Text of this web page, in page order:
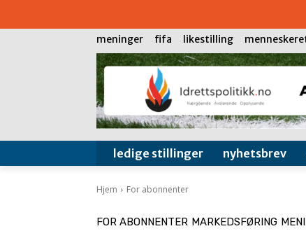
meninger fifa likestilling
ledige stillinger nyhetsbrev
Hjem For abonnenter
FOR ABONNENTER MARKEDSFØRING